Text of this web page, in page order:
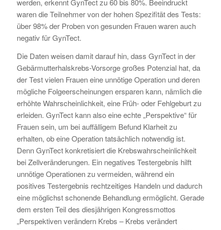
werden, erkennt GynTect zu 60 bis 80%. Beeindruckt
waren die Teilnehmer von der hohen Spezifität des Tests:
über 98% der Proben von gesunden Frauen waren auch
negativ für GynTect.
Die Daten weisen damit darauf hin, dass GynTect in der
Gebärmutterhalskrebs-Vorsorge großes Potenzial hat, da
der Test vielen Frauen eine unnötige Operation und deren
mögliche Folgeerscheinungen ersparen kann, nämlich die
erhöhte Wahrscheinlichkeit, eine Früh- oder Fehlgeburt zu
erleiden. GynTect kann also eine echte „Perspektive“ für
Frauen sein, um bei auffälligem Befund Klarheit zu
erhalten, ob eine Operation tatsächlich notwendig ist.
Denn GynTect konkretisiert die Krebswahrscheinlichkeit
bei Zellveränderungen. Ein negatives Testergebnis hilft
unnötige Operationen zu vermeiden, während ein
positives Testergebnis rechtzeitiges Handeln und dadurch
eine möglichst schonende Behandlung ermöglicht. Gerade
dem ersten Teil des diesjährigen Kongressmottos
„Perspektiven verändern Krebs – Krebs verändert